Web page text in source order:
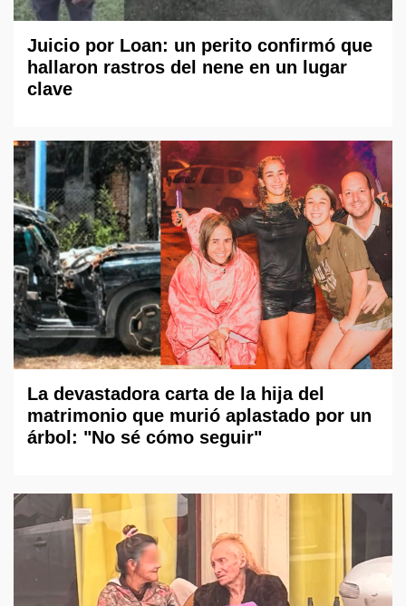
Juicio por Loan: un perito confirmó que
hallaron rastros del nene en un lugar
clave
La devastadora carta de la hija del
matrimonio que murió aplastado por un
árbol: "No sé cómo seguir"